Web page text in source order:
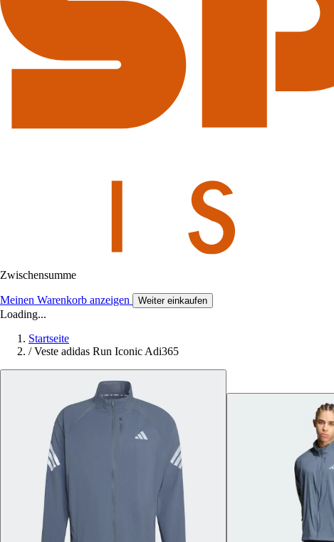
Zwischensumme
Meinen Warenkorb anzeigen Weiter einkaufen
Loading...
Startseite
/ Veste adidas Run Iconic Adi365